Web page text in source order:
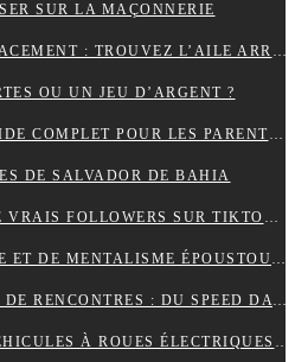
SUR LA MAÇONNERIE
RÉPARATION ET REMPLACEMENT : TROUVEZ L’AILE ARRIÈRE PARFAITE POUR RESTAURER VOTRE VÉHICULE
OU UN JEU D’ARGENT ?
LA PUÉRICULTURE : GUIDE COMPLET POUR LES PARENTS MODERNES.
DE SALVADOR DE BAHIA
POURQUOI ACHETER DE VRAIS FOLLOWERS SUR TIKTOK PEUT AIDER À DÉVELOPPER VOTRE COMPTE RAPIDEMENT ?
EXPÉRIENCES DE MAGIE ET DE MENTALISME ÉPOUSTOUFLANTES EN SUISSE ROMANDE
LES DIFFÉRENTS TYPES DE RENCONTRES : DU SPEED DATING AUX RENCONTRES EN LIGNE, QUELLES SONT LES OPTIONS DISPONIBLES ?
LES AVANTAGES DES VÉHICULES À ROUES ÉLECTRIQUES POUR L’ENVIRONNEMENT.